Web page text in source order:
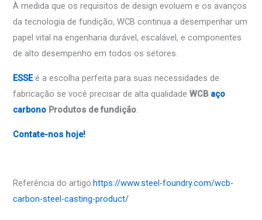
À medida que os requisitos de design evoluem e os avanços
da tecnologia de fundição, WCB continua a desempenhar um
papel vital na engenharia durável, escalável, e componentes
de alto desempenho em todos os setores.
ESSEé a escolha perfeita para suas necessidades de
fabricação se você precisar de alta qualidadeWCB aço
carbono Produtos de fundição.
Contate-nos hoje!
Referência do artigo:https://www.steel-foundry.com/wcb-
carbon-steel-casting-product/